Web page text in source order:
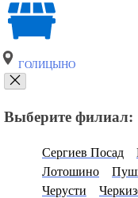
ГОЛИЦЫНО
Выберите филиал:
Сергиев Посад
Лотошино
Черусти